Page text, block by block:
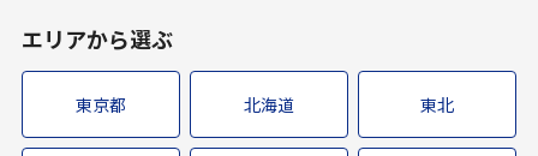
エリアから選ぶ
東京都 北海道 東北